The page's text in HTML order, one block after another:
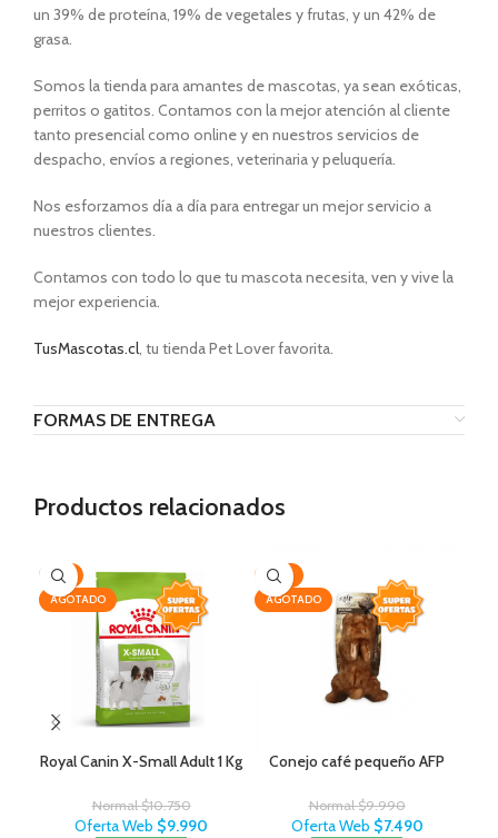
un 39% de proteína, 19% de vegetales y frutas, y un 42% de
grasa.
Somos la tienda para amantes de mascotas, ya sean exóticas,
perritos o gatitos. Contamos con la mejor atención al cliente
tanto presencial como online y en nuestros servicios de
despacho, envíos a regiones, veterinaria y peluquería.
Nos esforzamos día a día para entregar un mejor servicio a
nuestros clientes.
Contamos con todo lo que tu mascota necesita, ven y vive la
mejor experiencia.
TusMascotas.cl, tu tienda Pet Lover favorita.
FORMAS DE ENTREGA
Productos relacionados
-7%
AGOTADO
Royal Canin X-Small Adult 1 Kg
Normal$10.750
Oferta Web $9.990
-25%
AGOTADO
Conejo café pequeño AFP
Normal$9.990
Oferta Web $7.490